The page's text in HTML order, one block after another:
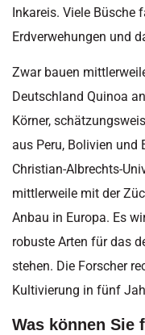
Inkareis. Viele Büsche
Erdverwehungen und
Zwar bauen
Deutschland Quinoa
Körner,
aus Peru, Bolivien und
Christian-Albrechts-
mittlerweile mit der
Anbau in Europa. Es
robuste Arten für das
stehen. Die Forscher
Kultivierung in fünf
Was können Sie